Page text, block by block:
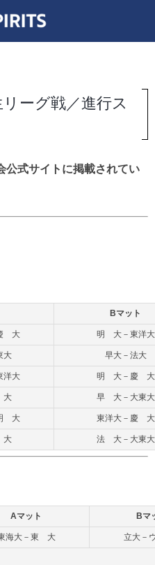
ーグ戦／進行ス
式サイトに掲載されてい
Bマット
大 明 大－東洋大
大 早大－法大
洋大 明 大－慶 大
大 早 大－大東大
大 東洋大－慶 大
大 法 大－大東大
Aマット Bマ
海大－東 大 立大－